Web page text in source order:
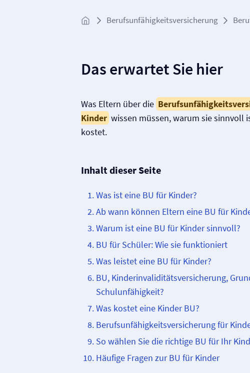
Berufs­unfähigkeits­­versicherung
Das erwartet Sie hier
Was Eltern über die
Kinder wissen müssen, warum sie sinnvoll
kostet.
Inhalt dieser Seite
Was ist eine BU für Kinder?
Ab wann können Eltern eine BU für
Warum ist eine BU für Kinder sinnvoll?
BU für Schüler: Wie sie funktioniert
Was leistet eine BU für Kinder?
BU, Kinderinvaliditäts­­versicherung,
Schulunfähigkeit?
Was kostet eine Kinder BU?
Berufs­unfähigkeits­­versicherung für
So wählen Sie die richtige BU für Ihr
Häufige Fragen zur BU für Kinder